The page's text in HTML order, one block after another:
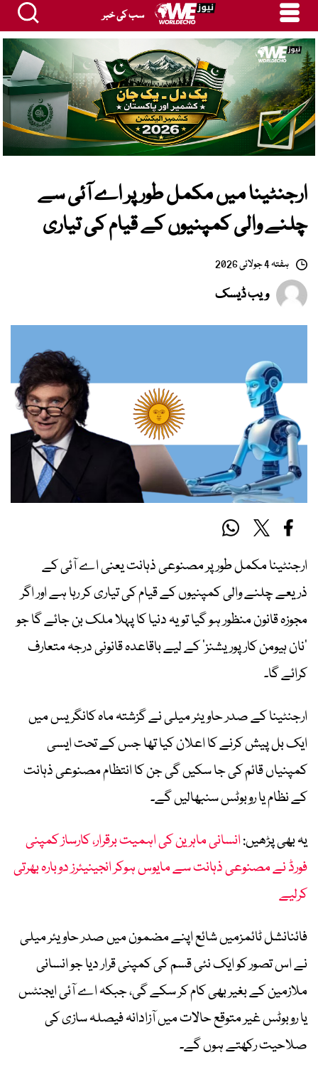
سب کی خبر
ارجنٹینا میں مکمل طور پر اے آئی سے
چلنے والی کمپنیوں کے قیام کی تیاری
ہفتہ 4 جولائی 2026
ویب ڈیسک
ارجنٹینا مکمل طور پر مصنوعی ذہانت یعنی اے آئی کے
ذریعے چلنے والی کمپنیوں کے قیام کی تیاری کر رہا ہے اور اگر
مجوزہ قانون منظور ہو گیا تو یہ دنیا کا پہلا ملک بن جائے گا جو
’نان ہیومن کارپوریشنز‘ کے لیے باقاعدہ قانونی درجہ متعارف
کرائے گا۔
ارجنٹینا کے صدر حاویئرمیلینے گزشتہ ماہ کانگریس میں
ایک بل پیش کرنے کا اعلان کیا تھا جس کے تحت ایسی
کمپنیاں قائم کی جا سکیں گی جن کا انتظام مصنوعی ذہانت
کے نظام یا روبوٹس سنبھالیں گے۔
یہ بھی پڑھیں:انسانی ماہرین کی اہمیت برقرار، کارساز کمپنی
فورڈ نے مصنوعی ذہانت سے مایوس ہوکر انجینیئرز دوبارہ بھرتی
کرلیے
فائنانشل ٹائمزمیں شائع اپنے مضمون میں صدر حاویئرمیلی
نے اس تصور کو ایک نئی قسم کی کمپنی قرار دیا جو انسانی
ملازمین کے بغیر بھی کام کر سکے گی، جبکہ اے آئی ایجنٹس
یا روبوٹس غیر متوقع حالات میںآزادانہ فیصلہ سازیکی
صلاحیت رکھتے ہوں گے۔